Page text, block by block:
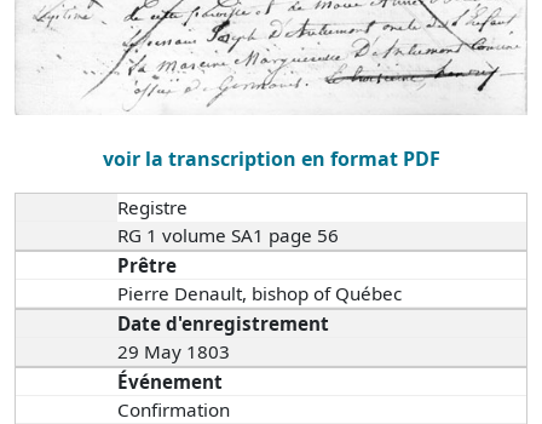
voir la transcription en format PDF
Registre
RG 1 volume SA1 page 56
Prêtre
Pierre Denault, bishop of Québec
Date d'enregistrement
29 May 1803
Événement
Confirmation